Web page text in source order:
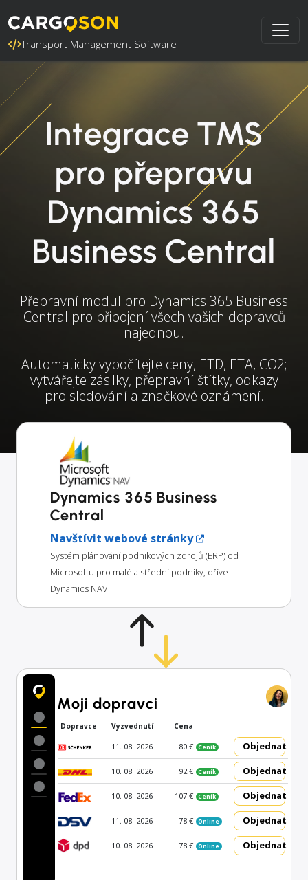
Transport Management Software
Integrace TMS
pro přepravu
Dynamics 365
Business Central
Přepravní modul pro Dynamics 365 Business
Central pro připojení všech vašich dopravců
najednou.
Automaticky vypočítejte ceny, ETD, ETA, CO2;
vytvářejte zásilky, přepravní štítky, odkazy
pro sledování a značkové oznámení.
Dynamics 365 Business
Central
Navštívit webové stránky
Systém plánování podnikových zdrojů (ERP) od
Microsoftu pro malé a střední podniky, dříve
Dynamics NAV
Moji dopravci
Dopravce Vyzvednutí Cena
11. 08. 2026 80 € Ceník Objednat
10. 08. 2026 92 € Ceník Objednat
10. 08. 2026 107 € Ceník Objednat
11. 08. 2026 78 € Online Objednat
10. 08. 2026 78 € Online Objednat